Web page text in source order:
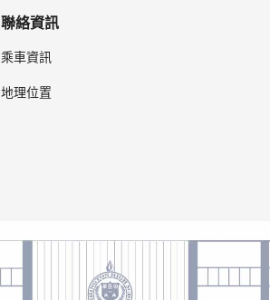
聯絡資訊
乘車資訊
地理位置